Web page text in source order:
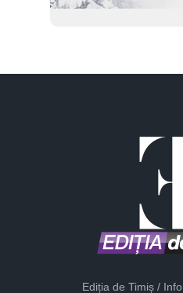
Ediția de Timiș /